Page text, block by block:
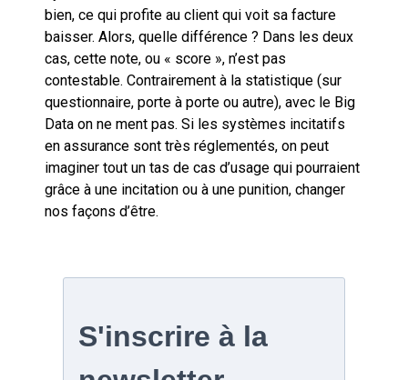
bien, ce qui profite au client qui voit sa facture
baisser. Alors, quelle différence ? Dans les deux
cas, cette note, ou « score », n’est pas
contestable. Contrairement à la statistique (sur
questionnaire, porte à porte ou autre), avec le Big
Data on ne ment pas. Si les systèmes incitatifs
en assurance sont très réglementés, on peut
imaginer tout un tas de cas d’usage qui pourraient
grâce à une incitation ou à une punition, changer
nos façons d’être.